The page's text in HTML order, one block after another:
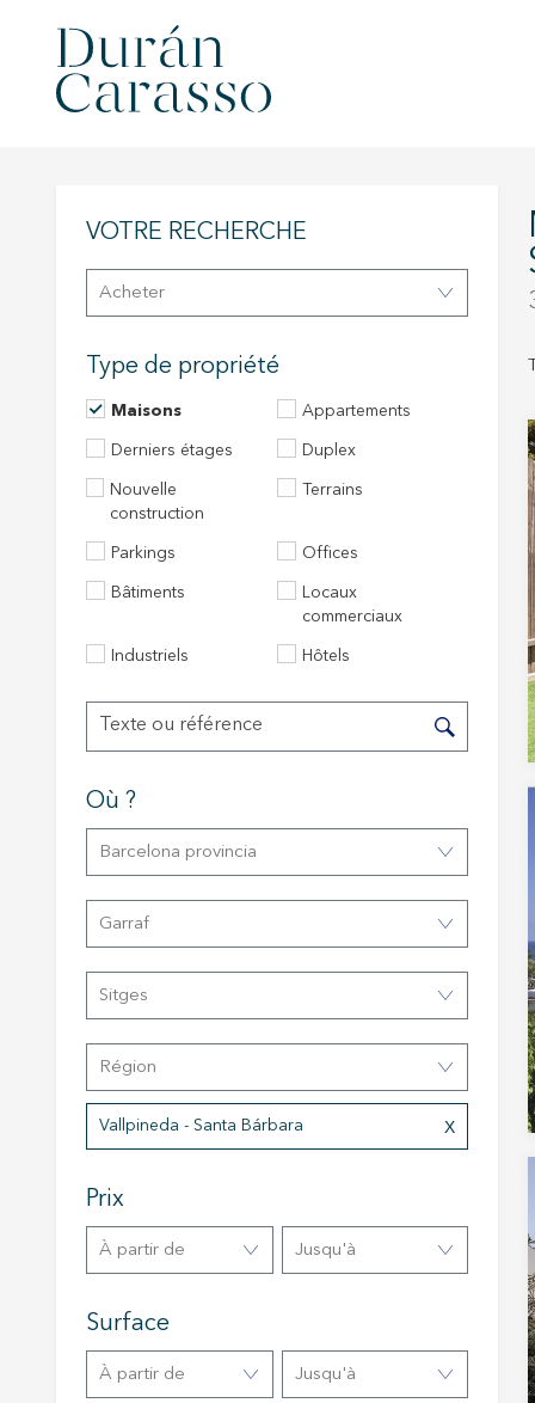
VOTRE RECHERCHE
Acheter
Type de propriété
Maisons Appartements
Derniers étages Duplex
Nouvelle
construction
Terrains
Parkings Offices
Bâtiments
Locaux
commerciaux
Industriels Hôtels
Où ?
Barcelona provincia
Garraf
Sitges
Région
Vallpineda - Santa Bárbara
Prix
à partir de Jusqu'à
Surface
à partir de Jusqu'à
Ce
telle
Web
Ces